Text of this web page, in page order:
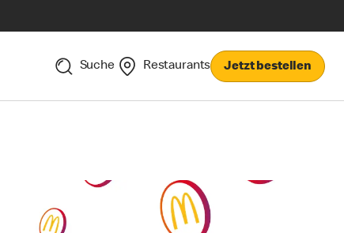
Suche Restaurants Jetzt bestellen